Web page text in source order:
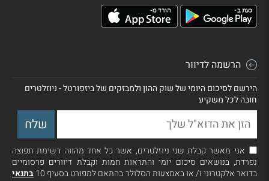
הרשמה לדיוור
הירשם לסיכום היומי של שוק ההון ולמבזקים של ביזפורטל - ניוזלטרים
חובה לכל משקיע
אני מאשר קבלת שני ניוזלטרים, אשר כל אחד מהווה רשימת תפוצה
נפרדת, בנושאים סיכום יומי והתראות חמות וקבלת דיוורים פרסומיים
בדואר אלקטרוני ו/ או באמצעות הסלולר בהתאם למפורט בסעיף 10
בתנאי